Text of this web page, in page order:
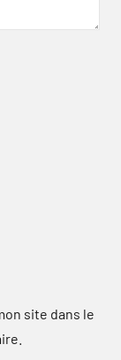
site dans le